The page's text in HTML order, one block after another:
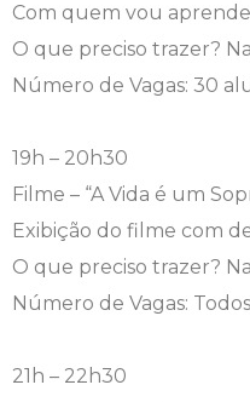
Com quem vou
O que preciso trazer?
Número de Vagas: 30
19h – 20h30
Filme – “A Vida é um
Exibição do filme com
O que preciso trazer?
Número de Vagas:
21h – 22h30